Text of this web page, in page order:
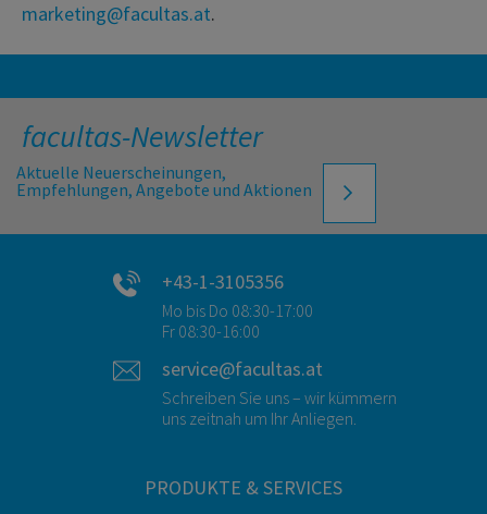
marketing@facultas.at.
facultas-Newsletter
Aktuelle Neuerscheinungen,
Empfehlungen, Angebote und Aktionen
+43-1-3105356
Mo bis Do 08:30-17:00
Fr 08:30-16:00
service@facultas.at
Schreiben Sie uns – wir kümmern
uns zeitnah um Ihr Anliegen.
PRODUKTE & SERVICES